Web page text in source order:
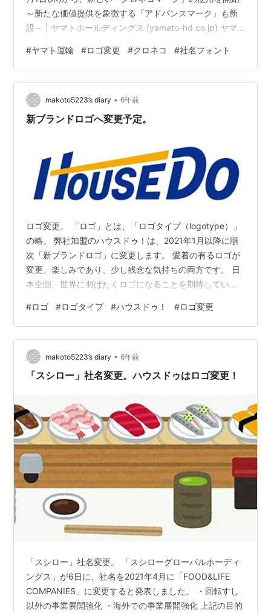
～新たな価値提供を象徴する「アドバンスマーク」も新
設～ | ヤマトホールディングス (yamato-hd.co.jp) ヤマ
す。 社名フォント そのほか、白、黒、黄色、グレーを使
った、カラーパレットもあります。 カラーパレット 少し
変わったところでは、アドバンスマークというものを新
しいコーポレートブランドのクロネコマークとは別に作
っているところです。 アドバンスマーク また、ブラン…
#ヤマト運輸 #ロゴ変更 #クロネコ #社名フォント
makoto5223’s diary • 6年前
新ブランドロゴへ変更予定。
ロゴ変更。 「ロゴ」とは、「ロゴタイプ（logotype）」
の略。 弊社加盟のハウスドゥ！は、2021年1月以降に順
次「新ブランドロゴ」に変更します。 愛着の有るロゴが
変更、楽しみであり、少し残念な気持ちの両方です。 日
本全国、世界に羽ばたくロゴになることを期待していま
イ・ヴィトン」「ベンツ」など、みんな知ってる「ロ
ゴ」有りますよね。 「ハウスドゥ！」も同じカタカナな
ので、世界に羽ばたく可能性大です（笑） 「アマゾン」
は矢印でＡ→Ｚ、「すべての商品をお届けします。」の
象徴。笑顔に見えるあのロゴ、最高です！ 「アップル」
#ロゴ #ロゴタイプ #ハウスドゥ！ #ロゴ変更
makoto5223’s diary • 6年前
「スシロー」社名変更。ハウスドゥはロゴ変更！
「スシロー」社名変更。 「スシローグローバルホーディ
ングス」が6日に、社名を2021年4月に「FOOD&LIFE
COMPANIES」に変更すると発表しました。 ・回転すし
以外の事業展開強化 ・海外での事業展開強化 上記の目的